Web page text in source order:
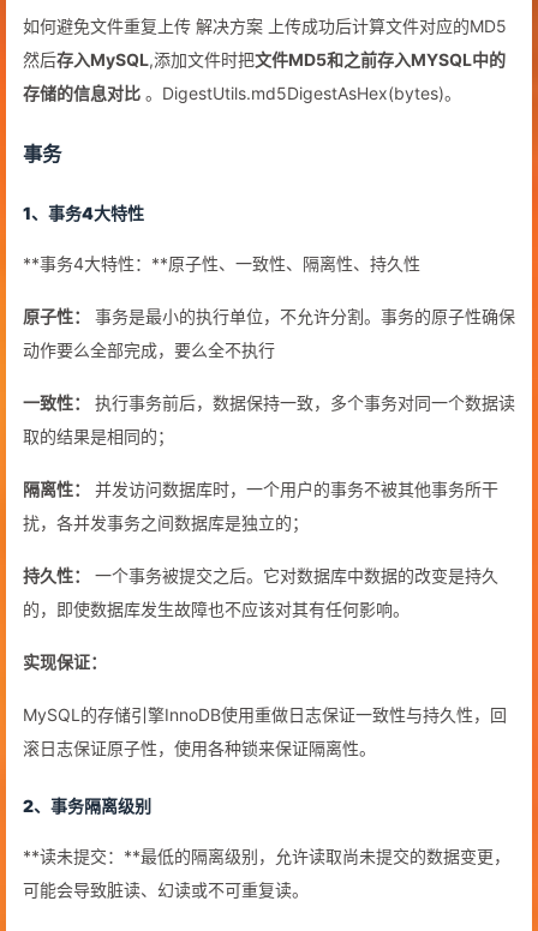
如何避免文件重复上传 解决方案 上传成功后计算文件对应的MD5
然后存入MySQL,添加文件时把文件MD5和之前存入MYSQL中的
存储的信息对比 。DigestUtils.md5DigestAsHex(bytes)。
事务
1、事务4大特性
**事务4大特性：**原子性、一致性、隔离性、持久性
原⼦性：
事务是最⼩的执⾏单位，不允许分割。事务的原⼦性确保
动作要么全部完成，要么全不执行
一致性：
执⾏事务前后，数据保持⼀致，多个事务对同⼀个数据读
取的结果是相同的；
隔离性：
并发访问数据库时，⼀个⽤户的事务不被其他事务所⼲
扰，各并发事务之间数据库是独⽴的；
持久性：
⼀个事务被提交之后。它对数据库中数据的改变是持久
的，即使数据库发⽣故障也不应该对其有任何影响。
实现保证：
MySQL的存储引擎InnoDB使用重做日志保证一致性与持久性，回
滚日志保证原子性，使用各种锁来保证隔离性。
2、事务隔离级别
**读未提交：**最低的隔离级别，允许读取尚未提交的数据变更，
可能会导致脏读、幻读或不可重复读。